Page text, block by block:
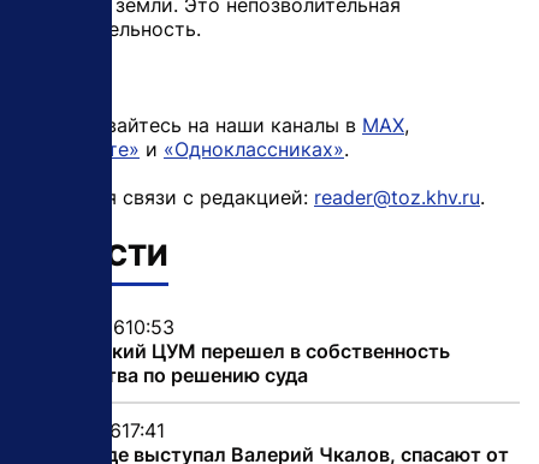
пахотные земли. Это непозволительная
расточительность.
Подписывайтесь на наши каналы в MAX,
«ВКонтакте» и «Одноклассниках».
Почта для связи с редакцией: reader@toz.khv.ru.
НОВОСТИ
08.08.202610:53
Хабаровский ЦУМ перешел в собственность
государства по решению суда
07.08.202617:41
Здание, где выступал Валерий Чкалов, спасают от